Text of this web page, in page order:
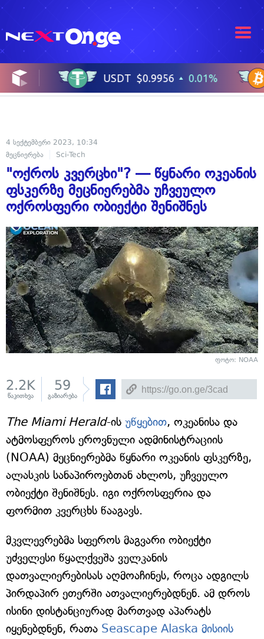
4 სექტემბერი 2023, 10:34
მეცნიერება
Sci-Tech
"ოქროს კვერცხი"? — წყნარი ოკეანის
ფსკერზე მეცნიერებმა უჩვეულო
ოქროსფერი ობიექტი შენიშნეს
ფოტო: NOAA
2.2K
წაკითხვა
59
გაზიარება
The Miami Herald-ის უწყებით, ოკეანისა და
ატმოსფეროს ეროვნული ადმინისტრაციის
(NOAA) მეცნიერებმა წყნარი ოკეანის ფსკერზე,
ალასკის სანაპიროებთან ახლოს, უჩვეულო
ობიექტი შენიშნეს. იგი ოქროსფერია და
ფორმით კვერცხს წააგავს.
მკვლევრებმა სფეროს მაგვარი ობიექტი
უძველესი წყალქვეშა ვულკანის
დათვალიერებისას აღმოაჩინეს, როცა ადგილს
პირდაპირ ეთერში ათვალიერებდნენ. ამ დროს
ისინი დისტანციურად მართვად აპარატს
იყენებდნენ, რათა Seascape Alaska მისიის